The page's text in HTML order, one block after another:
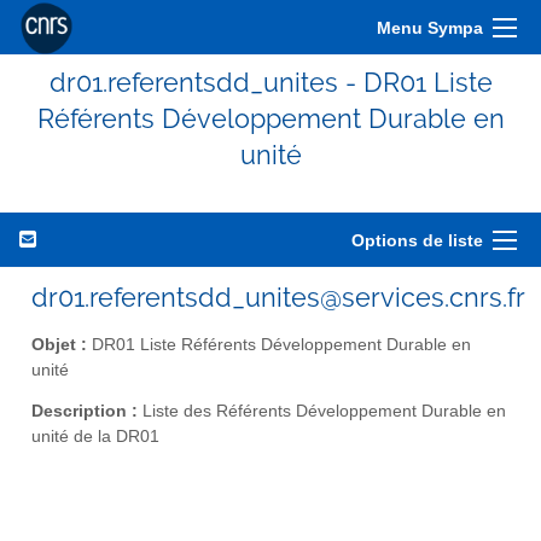
Menu Sympa
dr01.referentsdd_unites - DR01 Liste
Référents Développement Durable en
unité
Options de liste
dr01.referentsdd_unites@services.cnrs.fr
Objet : DR01 Liste Référents Développement Durable en
unité
Description : Liste des Référents Développement Durable en
unité de la DR01